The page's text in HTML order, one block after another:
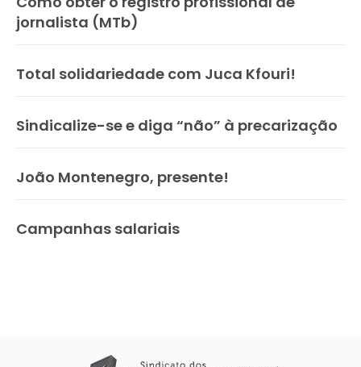
jornalista (MTb)
Total solidariedade com Juca Kfouri!
Sindicalize-se e diga “não” à precarização
João Montenegro, presente!
Campanhas salariais